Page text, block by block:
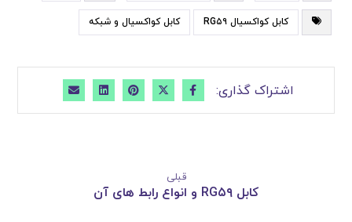
کابل کواکسیال RG۵۹ کابل کواکسیال و شبکه
قبلی
کابل RG۵۹ و انواع رابط های آن